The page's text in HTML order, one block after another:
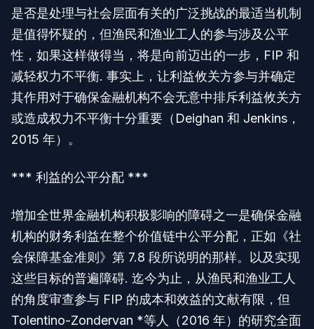
是否是处理与社会层面有关的广泛挑战的最适当机制
是值得怀疑的，但渔民和渔业工人的参与涉及公平
性，如果这样做得当，将是向前迈出的一步，FIP 和
减轻权力不平衡. 事实上，让利益攸关方参与并确定
其作用对于确保金融机构不会无意中排斥利益攸关方
或造成权力不平衡十分重要（Deighan 和 Jenkins，
2015 年）。
*** 利益的公平分配 ***
增加全世界金融机构积极影响的障碍之一是确保金融
机构的财务利益在整个价值链中公平分配，正如《社
会保障基金准则》第 7.8 段所说明的那样。以及实现
这些目标的普遍障碍. 迄今为止，从渔民和渔业工人
的角度审查参与 FIP 的成本和效益的文献有限，但
Tolentino-Zondervan *等人（2016 年）的研究全面